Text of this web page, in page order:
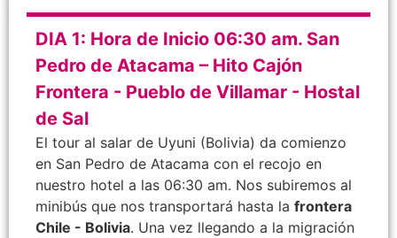
DIA 1: Hora de Inicio 06:30 am. San
Pedro de Atacama – Hito Cajón
Frontera - Pueblo de Villamar - Hostal
de Sal
El tour al salar de Uyuni (Bolivia) da comienzo
en San Pedro de Atacama con el recojo en
nuestro hotel a las 06:30 am. Nos subiremos al
minibús que nos transportará hasta la frontera
Chile - Bolivia. Una vez llegando a la migración